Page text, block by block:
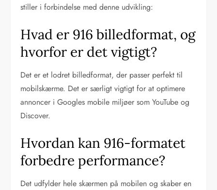
stiller i forbindelse med denne udvikling:
Hvad er 916 billedformat, og
hvorfor er det vigtigt?
Det er et lodret billedformat, der passer perfekt til
mobilskærme. Det er særligt vigtigt for at optimere
annoncer i Googles mobile miljøer som YouTube og
Discover.
Hvordan kan 916-formatet
forbedre performance?
Det udfylder hele skærmen på mobilen og skaber en